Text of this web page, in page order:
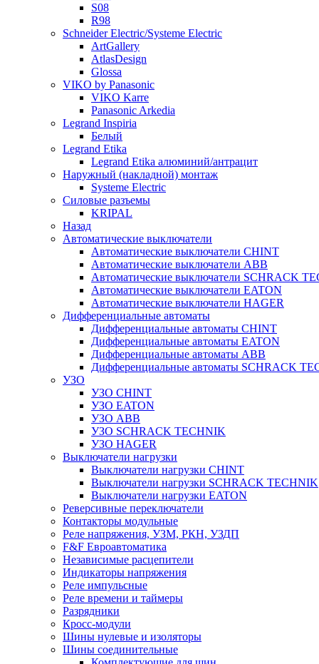
S08
R98
Schneider Electric/Systeme Electric
ArtGallery
AtlasDesign
Glossa
VIKO by Panasonic
VIKO Karre
Panasonic Arkedia
Legrand Inspiria
Белый
Legrand Etika
Legrand Etika алюминий/антрацит
Наружный (накладной) монтаж
Systeme Electric
Силовые разъемы
KRIPAL
Назад
Автоматические выключатели
Автоматические выключатели CHINT
Автоматические выключатели ABB
Автоматические выключатели SCHRACK
Автоматические выключатели EATON
Автоматические выключатели HAGER
Дифференциальные автоматы
Дифференциальные автоматы CHINT
Дифференциальные автоматы EATON
Дифференциальные автоматы ABB
Дифференциальные автоматы SCHRACK
УЗО
УЗО CHINT
УЗО EATON
УЗО ABB
УЗО SCHRACK TECHNIK
УЗО HAGER
Выключатели нагрузки
Выключатели нагрузки CHINT
Выключатели нагрузки SCHRACK TECHNIK
Выключатели нагрузки EATON
Реверсивные переключатели
Контакторы модульные
Реле напряжения, УЗМ, РКН, УЗДП
F&F Евроавтоматика
Независимые расцепители
Индикаторы напряжения
Реле импульсные
Реле времени и таймеры
Разрядники
Кросс-модули
Шины нулевые и изоляторы
Шины соединительные